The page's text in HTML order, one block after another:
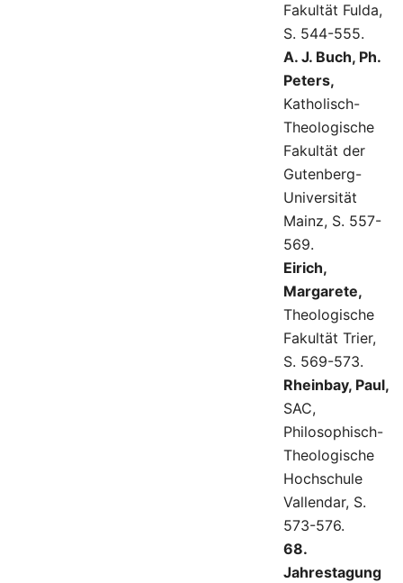
Fakultät Fulda,
S. 544-555.
A. J. Buch, Ph.
Peters,
Katholisch-
Theologische
Fakultät der
Gutenberg-
Universität
Mainz, S. 557-
569.
Eirich,
Margarete,
Theologische
Fakultät Trier,
S. 569-573.
Rheinbay, Paul,
SAC,
Philosophisch-
Theologische
Hochschule
Vallendar, S.
573-576.
68.
Jahrestagung